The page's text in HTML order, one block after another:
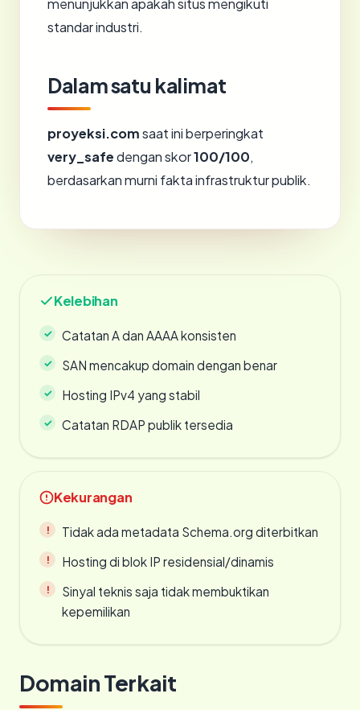
menunjukkan apakah situs mengikuti
standar industri.
Dalam satu kalimat
proyeksi.comsaat ini berperingkat
very_safedengan skor100/100,
berdasarkan murni fakta infrastruktur publik.
Kelebihan
Catatan A dan AAAA konsisten
SAN mencakup domain dengan benar
Hosting IPv4 yang stabil
Catatan RDAP publik tersedia
Kekurangan
Tidak ada metadata Schema.org diterbitkan
Hosting di blok IP residensial/dinamis
Sinyal teknis saja tidak membuktikan
kepemilikan
Domain Terkait